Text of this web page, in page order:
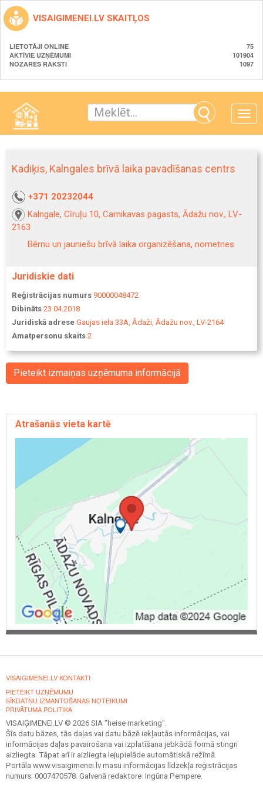
VISAIGIMENEI.LV SKAITĻOS
LIETOTĀJI ONLINE
75
AKTĪVIE UZŅĒMUMI
101904
NOZARES RAKSTI
1097
Toggle
Kadiķis, Kalngales brīvā laika pavadīšanas centrs
+371 20232044
Kalngale, Cīruļu 10, Carnikavas pagasts, Ādažu nov., LV-
2163
Bērnu un jauniešu brīvā laika organizēšana, nometnes
Juridiskie dati
Reģistrācijas numurs 90000048472
Dibināts 23.04.2018
Juridiskā adrese Gaujas iela 33A, Ādaži, Ādažu nov., LV-2164
Amatpersonu skaits 2
Pieteikt izmaiņas uzņēmuma informācijā
Atrašanās vieta kartē
VISAIGIMENEI.LV KONTAKTI
PIETEIKT UZŅĒMUMU
SĪKDATŅU IZMANTOŠANAS NOTEIKUMI
PRIVĀTUMA POLITIKA
VISAIĢIMENEI.LV © 2026 SIA "heise marketing".
Šīs datu bāzes, tās daļas vai datu bāzē iekļautās informācijas, vai
informācijas daļas pavairošana vai izplatīšana jebkādā formā stingri
aizliegta. Tāpat arī ir aizliegta lejupielāde automātiskā režīmā.
Portāla www.visaigimenei.lv masu informācijas līdzekļa reģistrācijas
numurs: 0007470578. Galvenā redaktore: Ingūna Pempere.